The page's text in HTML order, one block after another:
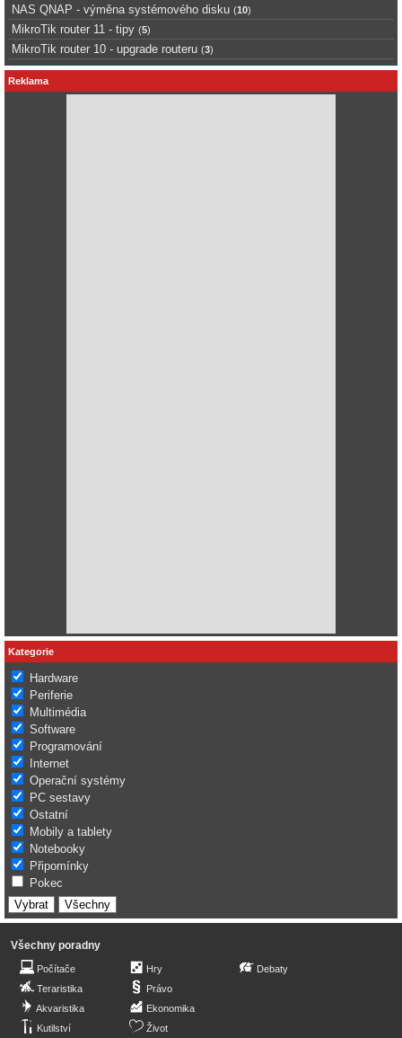
NAS QNAP - výměna systémového disku (10)
MikroTik router 11 - tipy (5)
MikroTik router 10 - upgrade routeru (3)
Reklama
Kategorie
Hardware
Periferie
Multimédia
Software
Programování
Internet
Operační systémy
PC sestavy
Ostatní
Mobily a tablety
Notebooky
Připomínky
Pokec
Všechny poradny
Počítače
Teraristika
Akvaristika
Kutilství
Hry
Právo
Ekonomika
Život
Debaty